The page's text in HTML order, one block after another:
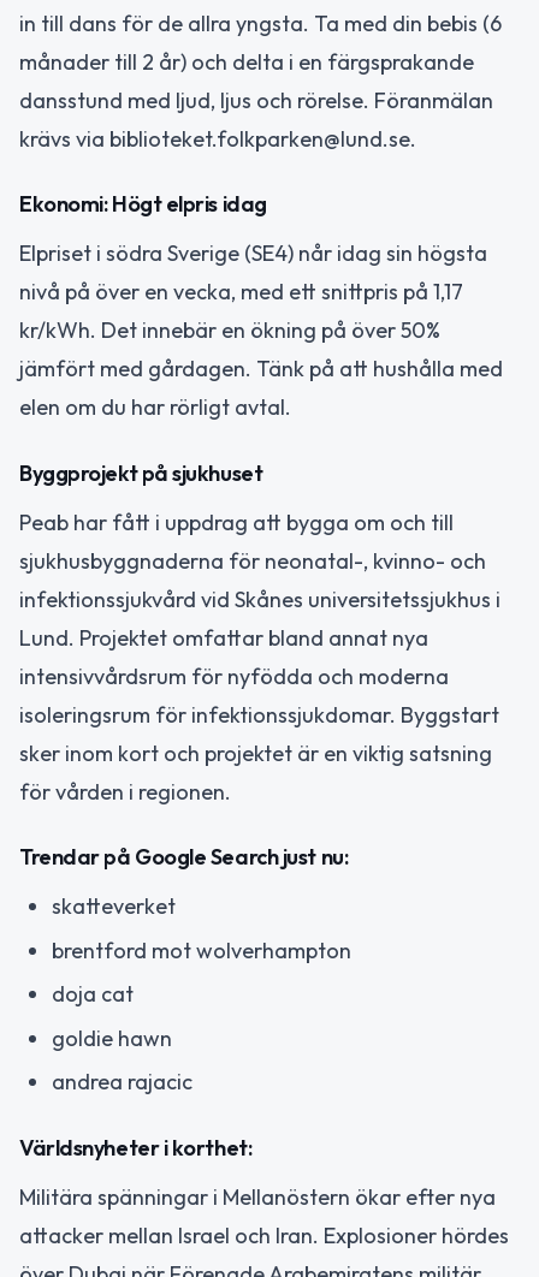
in till dans för de allra yngsta. Ta med din bebis (6
månader till 2 år) och delta i en färgsprakande
dansstund med ljud, ljus och rörelse. Föranmälan
krävs via biblioteket.folkparken@lund.se.
Ekonomi: Högt elpris idag
Elpriset i södra Sverige (SE4) når idag sin högsta
nivå på över en vecka, med ett snittpris på 1,17
kr/kWh. Det innebär en ökning på över 50%
jämfört med gårdagen. Tänk på att hushålla med
elen om du har rörligt avtal.
Byggprojekt på sjukhuset
Peab har fått i uppdrag att bygga om och till
sjukhusbyggnaderna för neonatal-, kvinno- och
infektionssjukvård vid Skånes universitetssjukhus i
Lund. Projektet omfattar bland annat nya
intensivvårdsrum för nyfödda och moderna
isoleringsrum för infektionssjukdomar. Byggstart
sker inom kort och projektet är en viktig satsning
för vården i regionen.
Trendar på Google Search just nu:
skatteverket
brentford mot wolverhampton
doja cat
goldie hawn
andrea rajacic
Världsnyheter i korthet:
Militära spänningar i Mellanöstern ökar efter nya
attacker mellan Israel och Iran. Explosioner hördes